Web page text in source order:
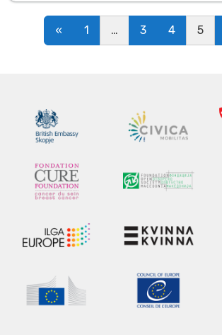
Posts navigation
« 1 … 3 4 5